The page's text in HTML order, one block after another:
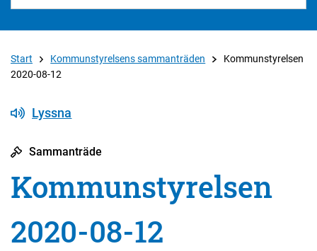
Start Kommunstyrelsens sammanträden
Kommunstyrelsen
2020-08-12
Lyssna
Sammanträde
Kommunstyrelsen
2020-08-12